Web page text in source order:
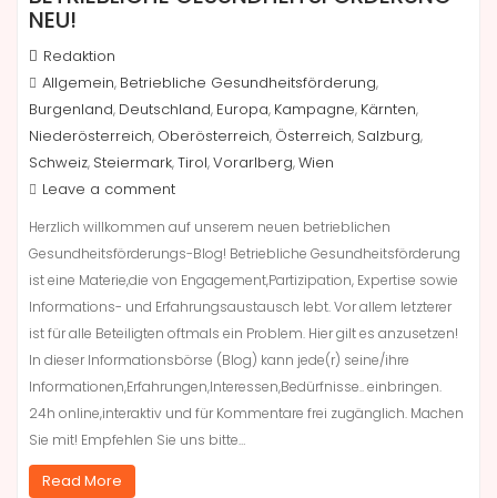
NEU!
Redaktion
Allgemein, Betriebliche Gesundheitsförderung,
Burgenland, Deutschland, Europa, Kampagne, Kärnten,
Niederösterreich, Oberösterreich, Österreich, Salzburg,
Schweiz, Steiermark,Tirol,Vorarlberg,Wien
Leave a comment
Herzlich willkommen auf unserem neuen betrieblichen
Gesundheitsförderungs-Blog! Betriebliche Gesundheitsförderung
ist eine Materie,die von Engagement,Partizipation, Expertise sowie
Informations- und Erfahrungsaustausch lebt. Vor allem letzterer
ist für alle Beteiligten oftmals ein Problem. Hier gilt es anzusetzen!
In dieser Informationsbörse (Blog) kann jede(r) seine/ihre
Informationen,Erfahrungen,Interessen,Bedürfnisse.. einbringen.
24h online,interaktiv und für Kommentare frei zugänglich. Machen
Sie mit! Empfehlen Sie uns bitte…
Read More